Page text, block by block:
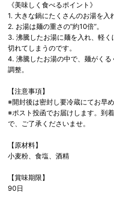
《美味しく食べるポイント》
1. 大きな鍋にたくさんのお湯を入
2. お湯は麺の重さの”約10倍”。
3. 沸騰したお湯に麺を入れ、軽
切れてしまうのです。
4. 沸騰したお湯の中で、麺がく
調整。
【注意事項】
※開封後は密封し要冷蔵にてお早
※ポスト投函でお届けします。到
で、ご了承くださいませ。
【原材料】
小麦粉、食塩、酒精
【賞味期限】
90日